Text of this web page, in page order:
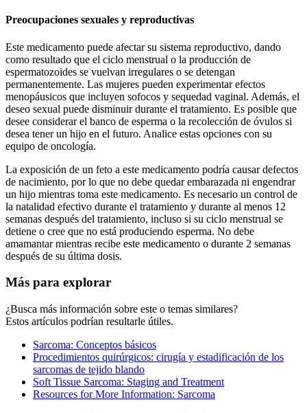
Preocupaciones sexuales y reproductivas
Este medicamento puede afectar su sistema reproductivo, dando
como resultado que el ciclo menstrual o la producción de
espermatozoides se vuelvan irregulares o se detengan
permanentemente. Las mujeres pueden experimentar efectos
menopáusicos que incluyen sofocos y sequedad vaginal. Además, el
deseo sexual puede disminuir durante el tratamiento. Es posible que
desee considerar el banco de esperma o la recolección de óvulos si
desea tener un hijo en el futuro. Analice estas opciones con su
equipo de oncología.
La exposición de un feto a este medicamento podría causar defectos
de nacimiento, por lo que no debe quedar embarazada ni engendrar
un hijo mientras toma este medicamento. Es necesario un control de
la natalidad efectivo durante el tratamiento y durante al menos 12
semanas después del tratamiento, incluso si su ciclo menstrual se
detiene o cree que no está produciendo esperma. No debe
amamantar mientras recibe este medicamento o durante 2 semanas
después de su última dosis.
Más para explorar
¿Busca más información sobre este o temas similares?
Estos artículos podrían resultarle útiles.
Sarcoma: Conceptos básicos
Procedimientos quirúrgicos: cirugía y estadificación de los
sarcomas de tejido blando
Soft Tissue Sarcoma: Staging and Treatment
Resources for More Information: Sarcoma